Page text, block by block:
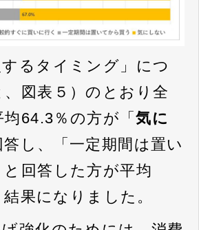
るタイミング」につ
図表５）のとおり全
64.3％の方が「気に
答し、「一定期間は置い
回答した方が平均
果になりました。